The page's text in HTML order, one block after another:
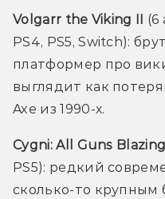
Volgarr the Viking II (6
PS4, PS5, Switch):
платформер про
выглядит как
Axe из 1990-х.
Cygni: All Guns Blazing
PS5): редкий
сколько-то